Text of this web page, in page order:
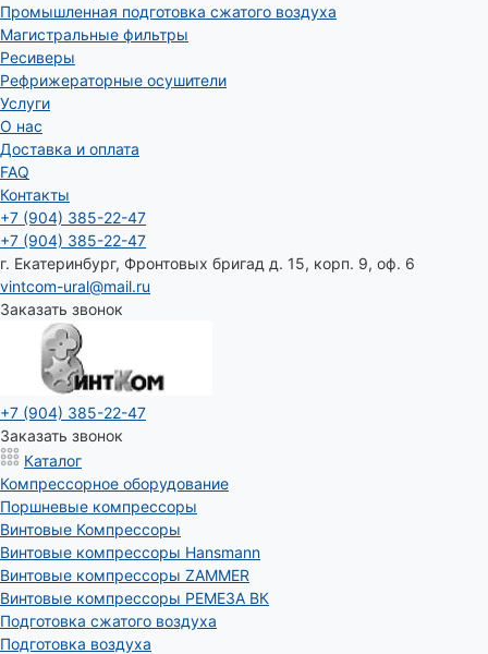
Промышленная подготовка сжатого воздуха
Магистральные фильтры
Ресиверы
Рефрижераторные осушители
Услуги
О нас
Доставка и оплата
FAQ
Контакты
+7 (904) 385-22-47
+7 (904) 385-22-47
г. Екатеринбург, Фронтовых бригад д. 15, корп. 9, оф. 6
vintcom-ural@mail.ru
Заказать звонок
+7 (904) 385-22-47
Заказать звонок
Каталог
Компрессорное оборудование
Поршневые компрессоры
Винтовые Компрессоры
Винтовые компрессоры Hansmann
Винтовые компрессоры ZAMMER
Винтовые компрессоры РЕМЕЗА ВК
Подготовка сжатого воздуха
Подготовка воздуха